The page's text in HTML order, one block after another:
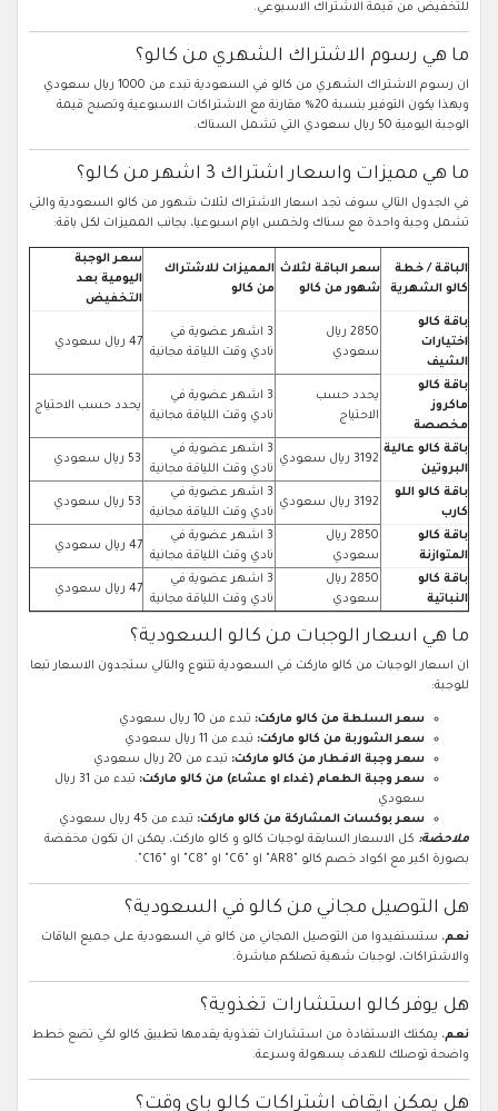
للتخفيض من قيمة الاشتراك الاسبوعي.
ما هي رسوم الاشتراك الشهري من كالو؟
ان رسوم الاشتراك الشهري من كالو في السعودية تبدء من 1000 ريال سعودي
وبهذا يكون التوفير بنسبة 20% مقارنة مع الاشتراكات الاسبوعية وتصبح قيمة
الوجبة اليومية 50 ريال سعودي التي تشمل السناك.
ما هي مميزات واسعار اشتراك 3 اشهر من كالو؟
في الجدول التالي سوف تجد اسعار الاشتراك لثلاث شهور من كالو السعودية والتي
تشمل وجبة واحدة مع سناك ولخمس ايام اسبوعيا، بجانب المميزات لكل باقة:
الباقة / خطة
كالو الشهرية
سعر الباقة لثلاث
شهور من كالو
المميزات للاشتراك
من كالو
سعر الوجبة
اليومية بعد
التخفيض
باقة كالو
اختيارات
الشيف
2850 ريال
سعودي
3 اشهر عضوية في
نادي وقت اللياقة مجانية
47 ريال سعودي
باقة كالو
ماكروز
مخصصة
يحدد حسب
الاحتياج
3 اشهر عضوية في
نادي وقت اللياقة مجانية
يحدد حسب الاحتياج
باقة كالو عالية
البروتين
3192 ريال سعودي
3 اشهر عضوية في
نادي وقت اللياقة مجانية
53 ريال سعودي
باقة كالو اللو
كارب
3192 ريال سعودي
3 اشهر عضوية في
نادي وقت اللياقة مجانية
53 ريال سعودي
باقة كالو
المتوازنة
2850 ريال
سعودي
3 اشهر عضوية في
نادي وقت اللياقة مجانية
47 ريال سعودي
باقة كالو
النباتية
2850 ريال
سعودي
3 اشهر عضوية في
نادي وقت اللياقة مجانية
47 ريال سعودي
ما هي اسعار الوجبات من كالو السعودية؟
ان اسعار الوجبات من كالو ماركت في السعودية تتنوع والتالي ستجدون الاسعار تبعا
للوجبة:
سعر السلطة من كالو ماركت: تبدء من 10 ريال سعودي
سعر الشوربة من كالو ماركت: تبدء من 11 ريال سعودي
سعر وجبة الافطار من كالو ماركت: تبدء من 20 ريال سعودي
سعر وجبة الطعام (غداء او عشاء) من كالو ماركت:
تبدء من 31 ريال
سعودي
سعر بوكسات المشاركة من كالو ماركت: تبدء من 45 ريال سعودي
ملاحضة: كل الاسعار السابقة لوجبات كالو و كالو ماركت، يمكن ان تكون مخفضة
بصورة اكبر مع اكواد خصم كالو "AR8" او "C6" او "C8" او "C16".
هل التوصيل مجاني من كالو في السعودية؟
نعم، ستستفيدوا من التوصيل المجاني من كالو في السعودية على جميع الباقات
والاشتراكات، لوجبات شهية تصلكم مباشرة.
هل يوفر كالو استشارات تغذوية؟
نعم، يمكنك الاستفادة من استشارات تغذوية يقدمها تطبيق كالو لكي تضع خطط
واضحة توصلك للهدف بسهولة وسرعة.
هل يمكن ايقاف اشتراكات كالو باي وقت؟